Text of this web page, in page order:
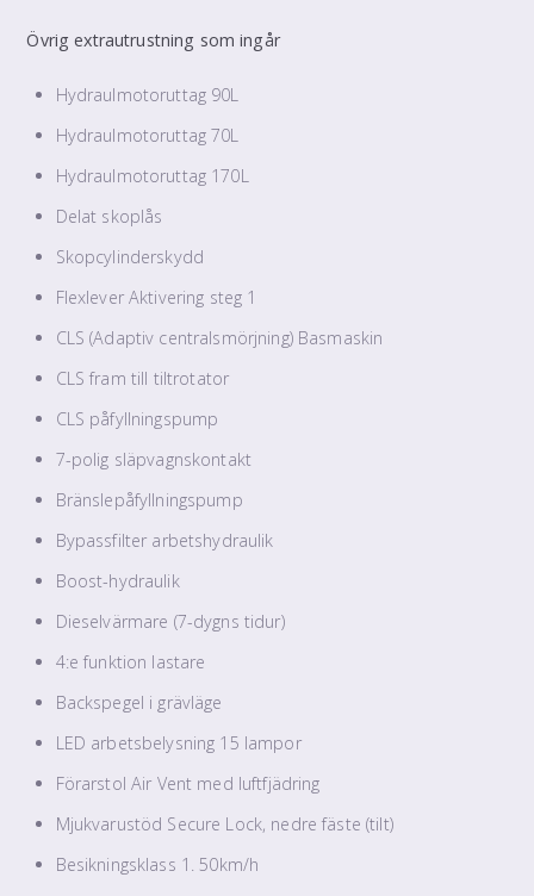
Övrig extrautrustning som ingår
Hydraulmotoruttag 90L
Hydraulmotoruttag 70L
Hydraulmotoruttag 170L
Delat skoplås
Skopcylinderskydd
Flexlever Aktivering steg 1
CLS (Adaptiv centralsmörjning) Basmaskin
CLS fram till tiltrotator
CLS påfyllningspump
7-polig släpvagnskontakt
Bränslepåfyllningspump
Bypassfilter arbetshydraulik
Boost-hydraulik
Dieselvärmare (7-dygns tidur)
4:e funktion lastare
Backspegel i grävläge
LED arbetsbelysning 15 lampor
Förarstol Air Vent med luftfjädring
Mjukvarustöd Secure Lock, nedre fäste (tilt)
Besikningsklass 1. 50km/h